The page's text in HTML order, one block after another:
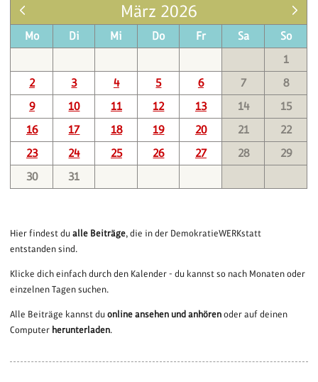
März 2026
Mo Di Mi Do Fr Sa
So
1
2
3 4 5 6 7
8
9
10 11 12 13 14
15
16
17 18 19 20 21
22
23
24 25 26 27 28
29
30
31
Hier findest dualle Beiträge, die in der DemokratieWERKstatt
entstanden sind.
Klicke dich einfach durch den Kalender - du kannst so nach Monaten oder
einzelnen Tagen suchen.
Alle Beiträge kannst duonline ansehen und anhören oder auf deinen
Computer herunterladen.